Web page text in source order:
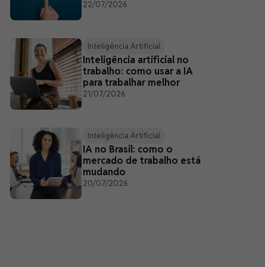
22/07/2026
Inteligência Artificial
Inteligência artificial no
trabalho: como usar a IA
para trabalhar melhor
21/07/2026
Inteligência Artificial
IA no Brasil: como o
mercado de trabalho está
mudando
20/07/2026